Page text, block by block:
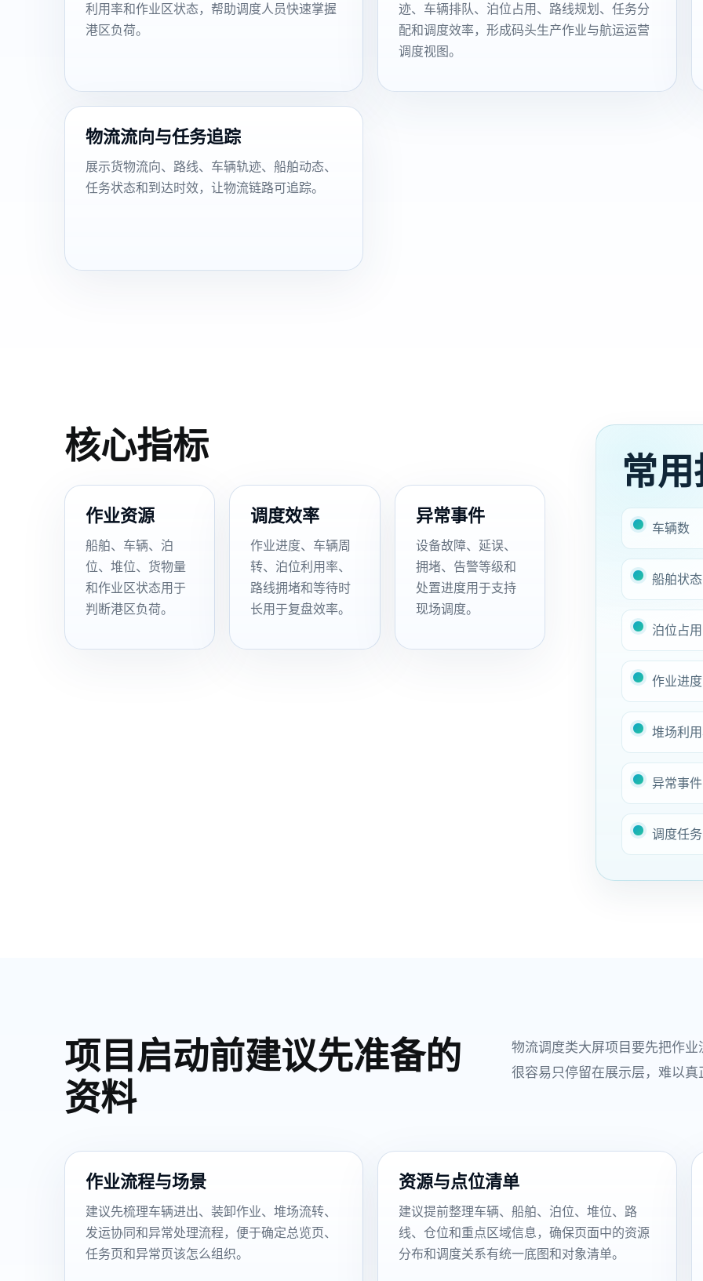
利用率和作业区状态，帮助调度人员快速掌握
港区负荷。
迹、车辆排队、泊位占用、路线规划、任务分
配和调度效率，形成码头生产作业与航运运营
调度视图。
物流流向与任务追踪
展示货物流向、路线、车辆轨迹、船舶动态、
任务状态和到达时效，让物流链路可追踪。
核心指标
作业资源
船舶、车辆、泊
位、堆位、货物量
和作业区状态用于
判断港区负荷。
调度效率
作业进度、车辆周
转、泊位利用率、
路线拥堵和等待时
长用于复盘效率。
异常事件
设备故障、延误、
拥堵、告警等级和
处置进度用于支持
现场调度。
常
车辆数
船舶状态
泊位占用
作业进度
堆场利
异常事件
调度任务
项目启动前建议先准备的
资料
物流调度类大屏项目要先把作
很容易只停留在展示层，难以真
作业流程与场景
建议先梳理车辆进出、装卸作业、堆场流转、
发运协同和异常处理流程，便于确定总览页、
任务页和异常页该怎么组织。
资源与点位清单
建议提前整理车辆、船舶、泊位、堆位、路
线、仓位和重点区域信息，确保页面中的资源
分布和调度关系有统一底图和对象清单。